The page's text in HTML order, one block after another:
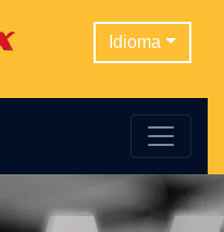
Idioma